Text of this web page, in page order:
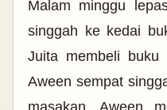
Malam minggu
singgah ke kedai
Juita membeli buku
Aween sempat
masakan. Aween